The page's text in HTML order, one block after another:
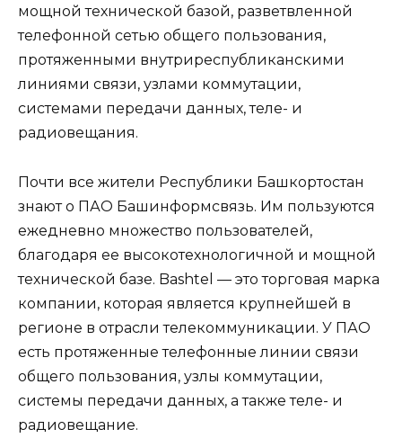
мощной технической базой, разветвленной
телефонной сетью общего пользования,
протяженными внутриреспубликанскими
линиями связи, узлами коммутации,
системами передачи данных, теле- и
радиовещания.
Почти все жители Республики Башкортостан
знают о ПАО Башинформсвязь. Им пользуются
ежедневно множество пользователей,
благодаря ее высокотехнологичной и мощной
технической базе. Bashtel — это торговая марка
компании, которая является крупнейшей в
регионе в отрасли телекоммуникации. У ПАО
есть протяженные телефонные линии связи
общего пользования, узлы коммутации,
системы передачи данных, а также теле- и
радиовещание.